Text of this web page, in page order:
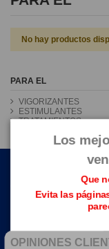
No hay productos
PARA EL
VIGORIZANTES
ESTIMULANTES
TRATAMIENTOS
ENLACES DE
CONTACTE CON
OPINIONES
Los
Que
Evita las